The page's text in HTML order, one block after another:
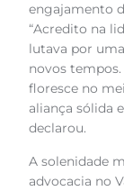
engajamento
“Acredito na
lutava por
novos
floresce no
aliança sólida
declarou.
A solenidade
advocacia no